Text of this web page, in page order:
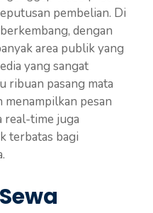
pembelian. Di
dengan
area publik yang
yang sangat
ribuan pasang mata
menampilkan pesan
real-time juga
terbatas bagi